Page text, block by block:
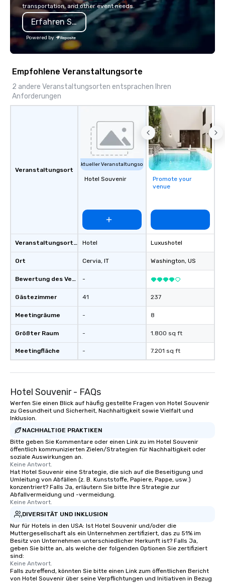
transportation, and other event needs.
Erfahren Sie mehr
Powered by
Empfohlene Veranstaltungsorte
2 andere Veranstaltungsorten entsprachen Ihren
Anforderungen
Veranstaltungsort
Veranstaltungsortstyp
Ort
Bewertung des Veranstaltungsortes
Gästezimmer
Meetingräume
Größter Raum
Meetingfläche
Aktueller Veranstaltungsort
Hotel Souvenir
Hotel
Cervia, IT
-
41
-
-
-
Promote your
venue
Luxushotel
Washington, US
237
8
1.800 sq ft
7.201 sq ft
Hotel Souvenir - FAQs
Werfen Sie einen Blick auf häufig gestellte Fragen von Hotel Souvenir
zu Gesundheit und Sicherheit, Nachhaltigkeit sowie Vielfalt und
Inklusion.
NACHHALTIGE PRAKTIKEN
Bitte geben Sie Kommentare oder einen Link zu im Hotel Souvenir
öffentlich kommunizierten Zielen/Strategien für Nachhaltigkeit oder
soziale Auswirkungen an.
Keine Antwort.
Hat Hotel Souvenir eine Strategie, die sich auf die Beseitigung und
Umleitung von Abfällen (z. B. Kunststoffe, Papiere, Pappe, usw.)
konzentriert? Falls Ja, erläutern Sie bitte Ihre Strategie zur
Abfallvermeidung und -vermeidung.
Keine Antwort.
DIVERSITÄT UND INKLUSION
Nur für Hotels in den USA: Ist Hotel Souvenir und/oder die
Muttergesellschaft als ein Unternehmen zertifiziert, das zu 51% im
Besitz von Unternehmen unterschiedlicher Herkunft ist? Falls Ja,
geben Sie bitte an, als welche der folgenden Optionen Sie zertifiziert
sind:
Keine Antwort.
Falls zutreffend, könnten Sie bitte einen Link zum öffentlichen Bericht
von Hotel Souvenir über seine Verpflichtungen und Initiativen in Bezug